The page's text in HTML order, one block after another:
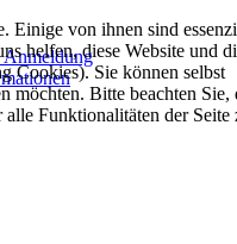
Einige von ihnen sind
helfen, diese Website und
Cookies). Sie können selbst
möchten. Bitte beachten Sie,
Funktionalitäten der Seite